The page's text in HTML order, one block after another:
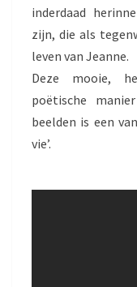
inderdaad
zijn, die als
leven van Jeanne.
Deze mooie,
poëtische
beelden is een
vie’.